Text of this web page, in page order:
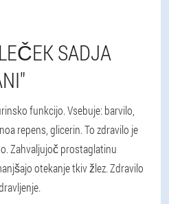
SADJA
funkcijo. Vsebuje: barvilo,
repens, glicerin. To zdravilo je
Zahvaljujoč prostaglatinu
otekanje tkiv žlez. Zdravilo